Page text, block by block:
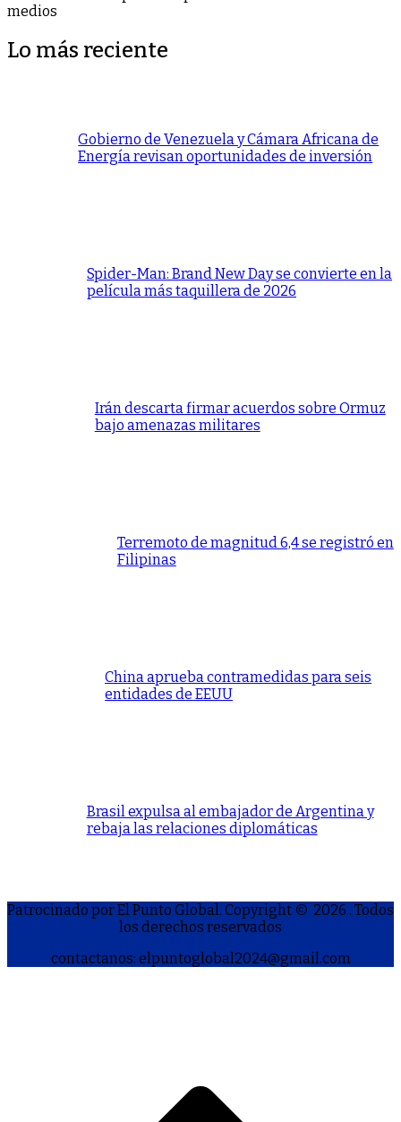
medios
Lo más reciente
Gobierno de Venezuela y Cámara Africana de
Energía revisan oportunidades de inversión
Spider-Man: Brand New Day se convierte en la
película más taquillera de 2026
Irán descarta firmar acuerdos sobre Ormuz
bajo amenazas militares
Terremoto de magnitud 6,4 se registró en
Filipinas
China aprueba contramedidas para seis
entidades de EEUU
Brasil expulsa al embajador de Argentina y
rebaja las relaciones diplomáticas
Patrocinado por El Punto Global. Copyright © 2026 . Todos
los derechos reservados
contactanos: elpuntoglobal2024@gmail.com